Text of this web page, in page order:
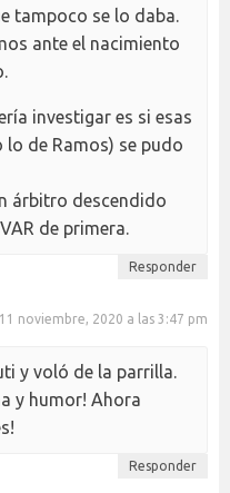
tampoco se lo daba.
ante el nacimiento
investigar es si esas
de Ramos) se pudo
árbitro descendido
de primera.
Responder
11 noviembre, 2020 a las 3:47 pm
y voló de la parrilla.
y humor! Ahora
Responder